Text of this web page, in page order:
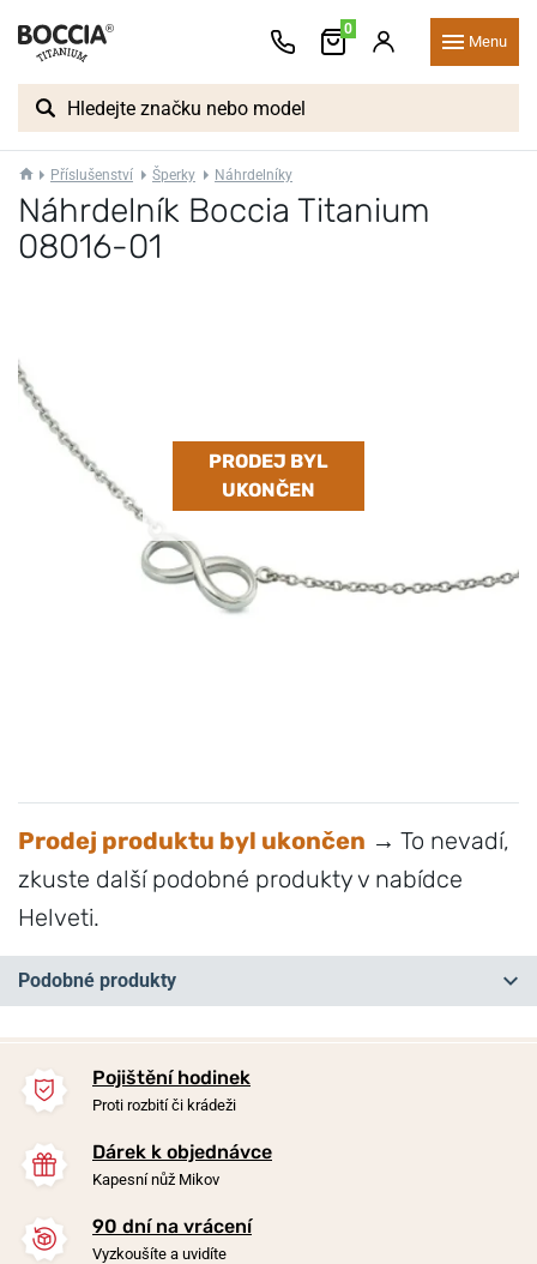
0
Menu
Příslušenství Šperky Náhrdelníky
Náhrdelník Boccia Titanium
08016-01
PRODEJ BYL
UKONČEN
Prodej produktu byl ukončen → To nevadí,
zkuste další podobné produkty v nabídce
Helveti.
Podobné produkty
-20%
Pojištění hodinek
Proti rozbití či krádeži
Dárek k objednávce
Kapesní nůž Mikov
90 dní na vrácení
Vyzkoušíte a uvidíte